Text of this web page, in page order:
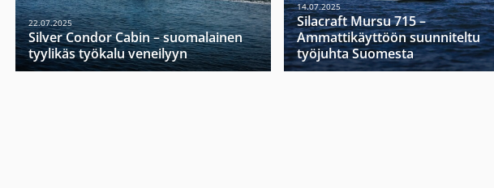
22.07.2025
Silver Condor Cabin – suomalainen
tyylikäs työkalu veneilyyn
14.07.2025
Silacraft Mursu 715 –
Ammattikäyttöön suunniteltu
työjuhta Suomesta